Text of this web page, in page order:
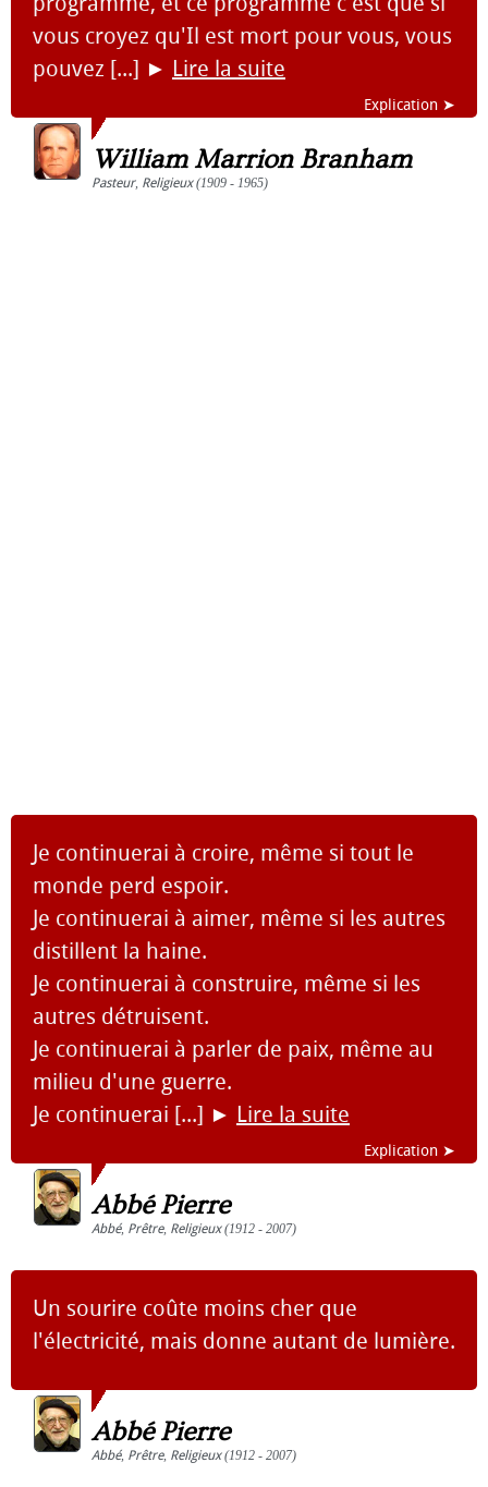
vous croyez qu'Il est mort pour vous, vous
pouvez [...] ► Lire la suite
Explication ➤
William Marrion Branham
Pasteur, Religieux(1909 - 1965)
Je continuerai à croire, même si tout le
monde perd espoir.
Je continuerai à aimer, même si les autres
distillent la haine.
Je continuerai à construire, même si les
autres détruisent.
Je continuerai à parler de paix, même au
milieu d'une guerre.
Je continuerai [...] ► Lire la suite
Explication ➤
Abbé Pierre
Abbé, Prêtre, Religieux(1912 - 2007)
Un sourire coûte moins cher que
l'électricité, mais donne autant de lumière.
Abbé Pierre
Abbé, Prêtre, Religieux(1912 - 2007)